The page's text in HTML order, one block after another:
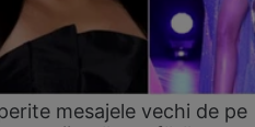
mesajele vechi de pe